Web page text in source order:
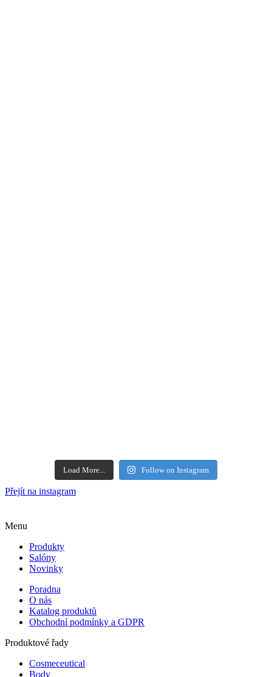
Load More... Follow on Instagram
Přejít na instagram
Menu
Produkty
Salóny
Novinky
Poradna
O nás
Katalog produktů
Obchodní podmínky a GDPR
Produktové řady
Cosmeceutical
Body